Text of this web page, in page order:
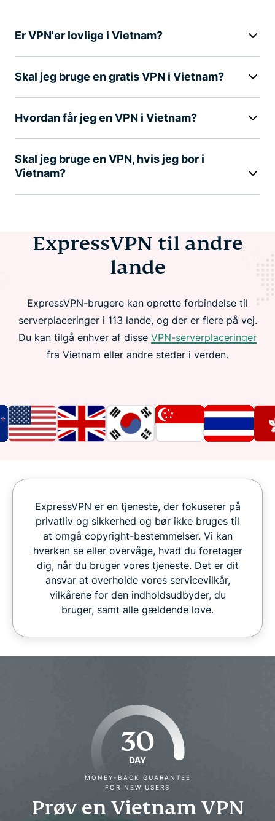
Er VPN'er lovlige i Vietnam?
Skal jeg bruge en gratis VPN i Vietnam?
Hvordan får jeg en VPN i Vietnam?
Skal jeg bruge en VPN, hvis jeg bor i
Vietnam?
ExpressVPN til andre
lande
ExpressVPN-brugere kan oprette forbindelse til
serverplaceringer i 113 lande, og der er flere på vej.
Du kan tilgå enhver af disse VPN-serverplaceringer
fra Vietnam eller andre steder i verden.
ExpressVPN er en tjeneste, der fokuserer på
privatliv og sikkerhed og bør ikke bruges til
at omgå copyright-bestemmelser. Vi kan
hverken se eller overvåge, hvad du foretager
dig, når du bruger vores tjeneste. Det er dit
ansvar at overholde vores servicevilkår,
vilkårene for den indholdsudbyder, du
bruger, samt alle gældende love.
30
DAY
MONEY-BACK GUARANTEE
FOR NEW USERS
Prøv en Vietnam VPN